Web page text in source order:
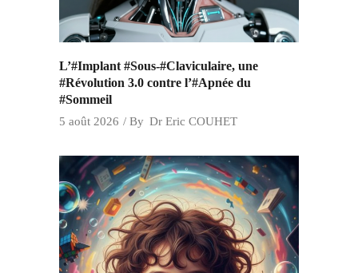
L’#Implant #Sous-#Claviculaire, une
#Révolution 3.0 contre l’#Apnée du
#Sommeil
5 août 2026 By Dr Eric COUHET